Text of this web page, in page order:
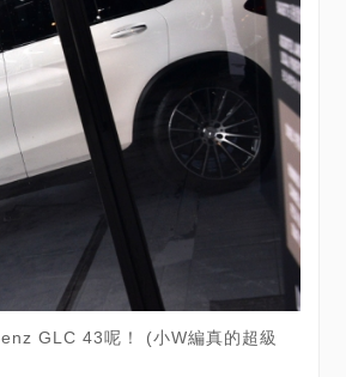
GLC 43呢！ (小W編真的超級